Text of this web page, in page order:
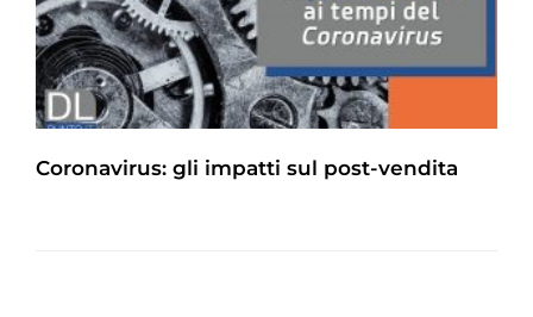
Coronavirus: gli impatti sul post-vendita